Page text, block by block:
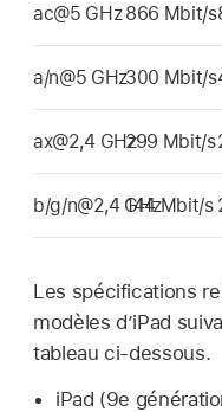
ac@5 GHz 866 Mbit/s
a/n@5 GHz300 Mbit/s
ax@2,4 GHz299 Mbit/s
b/g/n@2,4 GHz144 Mbit/s
Les spécifications
modèles d’iPad
tableau ci-dessous.
iPad (9e